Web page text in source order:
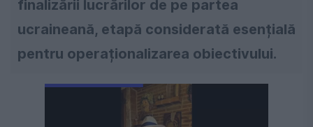
finalizării lucrărilor de pe partea
ucraineană, etapă considerată esențială
pentru operaționalizarea obiectivului.